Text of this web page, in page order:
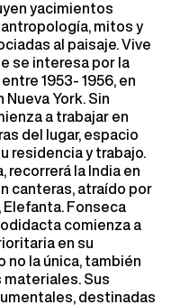
yacimientos
mitos y
al paisaje. Vive
se interesa por la
1953- 1956, en
York. Sin
a trabajar en
del lugar, espacio
residencia y trabajo.
recorrerá la India en
canteras, atraído por
Elefanta. Fonseca
comienza a
en su
no la única, también
materiales. Sus
destinadas